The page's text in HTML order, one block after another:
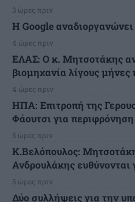
3 ώρες πριν
H Google
4 ώρες πριν
ΕΛΑΣ: Ο κ. Μητσοτάκης
βιομηχανία λίγους μήνες
4 ώρες πριν
ΗΠΑ: Επιτροπή της
Φάουτσι για
5 ώρες πριν
K.Βελόπουλος:
Ανδρουλάκης ευθύνονται
5 ώρες πριν
Δύο συλλήψεις για την